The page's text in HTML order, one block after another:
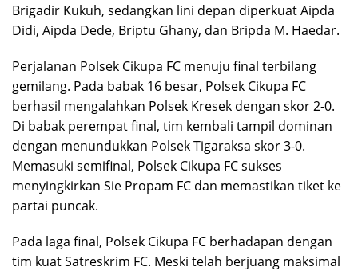
Brigadir Kukuh, sedangkan lini depan diperkuat Aipda
Didi, Aipda Dede, Briptu Ghany, dan Bripda M. Haedar.
Perjalanan Polsek Cikupa FC menuju final terbilang
gemilang. Pada babak 16 besar, Polsek Cikupa FC
berhasil mengalahkan Polsek Kresek dengan skor 2-0.
Di babak perempat final, tim kembali tampil dominan
dengan menundukkan Polsek Tigaraksa skor 3-0.
Memasuki semifinal, Polsek Cikupa FC sukses
menyingkirkan Sie Propam FC dan memastikan tiket ke
partai puncak.
Pada laga final, Polsek Cikupa FC berhadapan dengan
tim kuat Satreskrim FC. Meski telah berjuang maksimal